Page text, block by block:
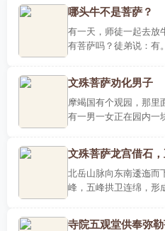
哪头牛不是菩萨？
有一天，师徒一起去放
有菩萨吗？徒弟说：有
文殊菩萨劝化男子
摩竭国有个观园，那里
有一男一女正在园内一
文殊菩萨龙宫借石
北岳山脉向东南逶迤而
峰，五峰拱卫连绵，形
怀、台内、台外..
寺院五观堂供奉弥